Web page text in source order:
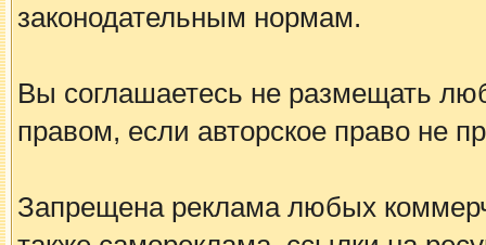
законодательным нормам.
Вы соглашаетесь не размещать
правом, если авторское право не
Запрещена реклама любых